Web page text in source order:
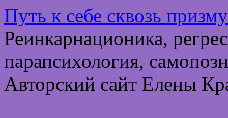
Путь к себе сквозь
Реинкарнационика,
парапсихология,
Авторский сайт Елены